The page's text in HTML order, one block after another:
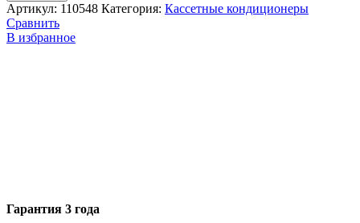
Артикул: 110548 Категория: Кассетные кондиционеры
Сравнить
В избранное
Гарантия 3 года